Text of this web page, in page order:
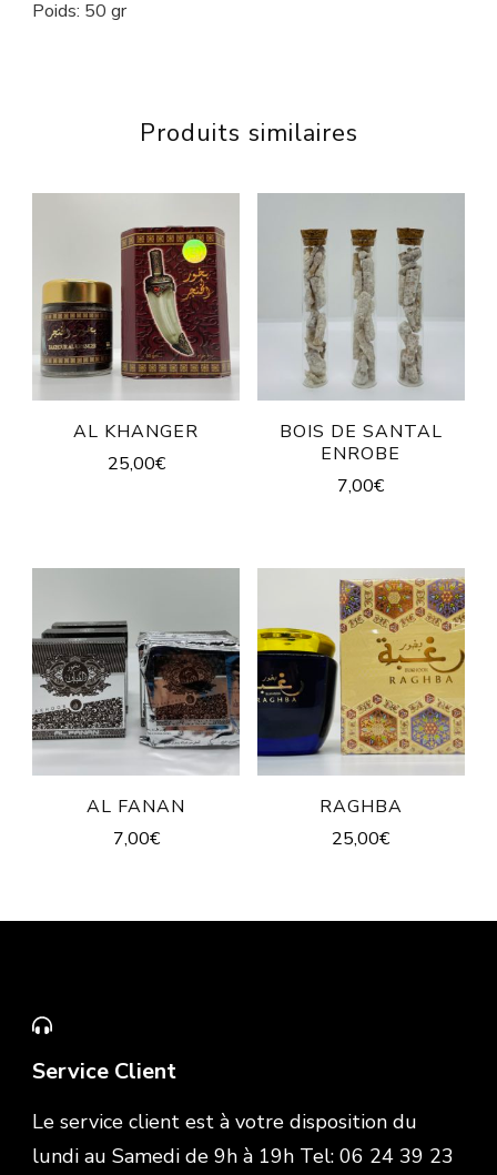
Poids: 50 gr
Produits similaires
AL KHANGER
25,00€
BOIS DE SANTAL
ENROBE
7,00€
AL FANAN
7,00€
RAGHBA
25,00€
Service Client
Le service client est à votre disposition du
lundi au Samedi de 9h à 19h Tel: 06 24 39 23